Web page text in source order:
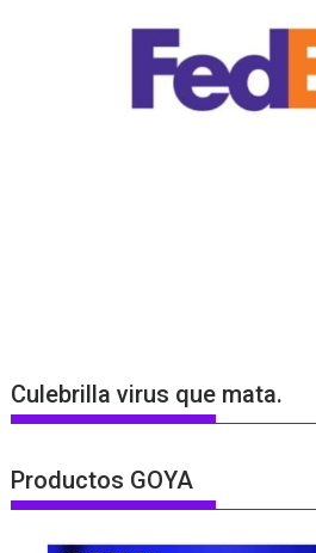
Culebrilla virus que mata.
Productos GOYA